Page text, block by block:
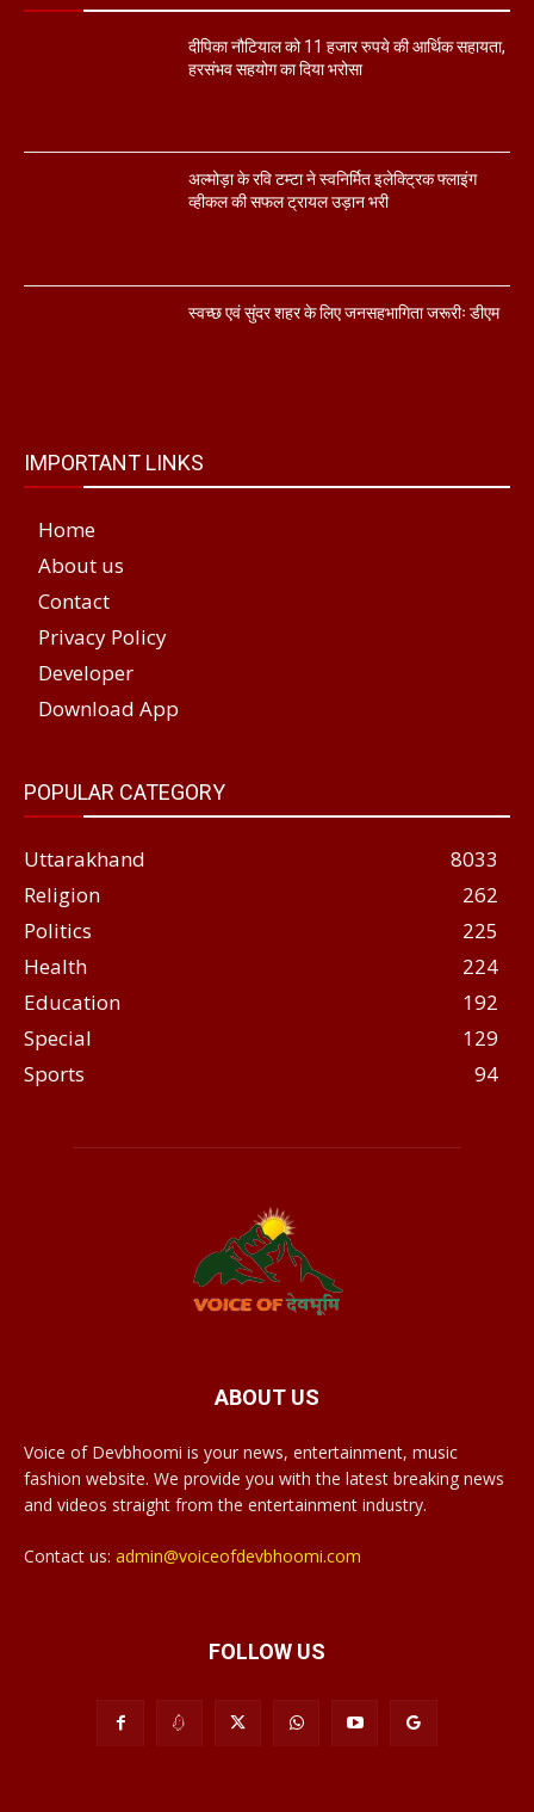
दीपिका नौटियाल को 11 हजार रुपये की आर्थिक सहायता,
हरसंभव सहयोग का दिया भरोसा
अल्मोड़ा के रवि टम्टा ने स्वनिर्मित इलेक्ट्रिक फ्लाइंग
व्हीकल की सफल ट्रायल उड़ान भरी
स्वच्छ एवं सुंदर शहर के लिए जनसहभागिता जरूरीः डीएम
IMPORTANT LINKS
Home
About us
Contact
Privacy Policy
Developer
Download App
POPULAR CATEGORY
Uttarakhand
8033
Religion
262
Politics
225
Health
224
Education
192
Special
129
Sports
94
ABOUT US
Voice of Devbhoomi is your news, entertainment, music
fashion website. We provide you with the latest breaking news
and videos straight from the entertainment industry.
Contact us: admin@voiceofdevbhoomi.com
FOLLOW US